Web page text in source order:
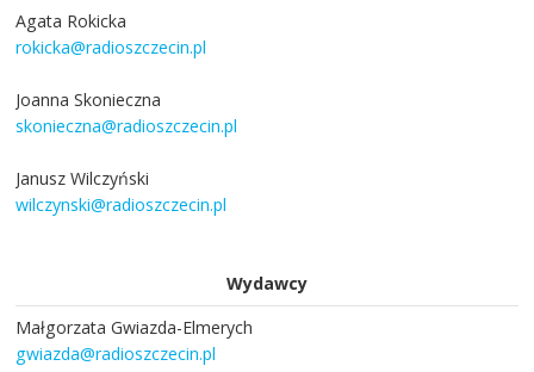
Agata Rokicka
rokicka@radioszczecin.pl
Joanna Skonieczna
skonieczna@radioszczecin.pl
Janusz Wilczyński
wilczynski@radioszczecin.pl
Wydawcy
Małgorzata Gwiazda-Elmerych
gwiazda@radioszczecin.pl